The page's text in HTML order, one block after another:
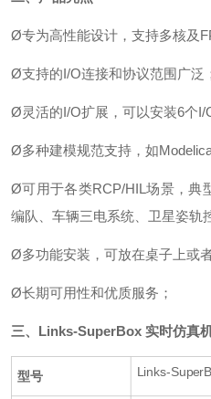
Ø专为高性能设计，支持多核及
Ø支持的I/O连接和协议范围广泛
Ø灵活的I/O扩展，可以安装6个I/
Ø多种建模规范支持，如
Ø可用于各类RCP/HIL 场景，典
编队、车辆三电系统、卫星姿轨
Ø多功能安装，可放在桌子上或
Ø长期可用性和优质服务；
三、 Links-SuperBox 实时仿真
型号 Links-